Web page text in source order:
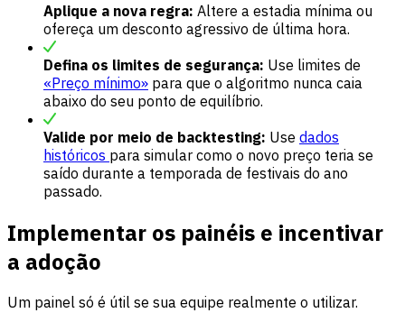
Aplique a nova regra: Altere a estadia mínima ou
ofereça um desconto agressivo de última hora.
Defina os limites de segurança: Use limites de
«Preço mínimo» para que o algoritmo nunca caia
abaixo do seu ponto de equilíbrio.
Valide por meio de backtesting: Use dados
históricos para simular como o novo preço teria se
saído durante a temporada de festivais do ano
passado.
Implementar os painéis e incentivar
a adoção
Um painel só é útil se sua equipe realmente o utilizar.